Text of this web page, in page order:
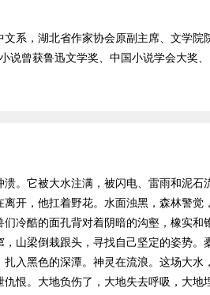
文系，湖北省作家协会原副主席、文学
说曾获鲁迅文学奖、中国小说学会大奖
溃。它被大水注满，被闪电、雷雨和泥
离开，他扛着野花。水面浊黑，森林警
冷酷的面孔背对着阴暗的沟壑，橡实
，山梁倒栽跟头，寻找自己坚定的姿势
入黑色的深潭。神灵在流浪。这场大
恨。大地负伤了，大地失去呼吸，大